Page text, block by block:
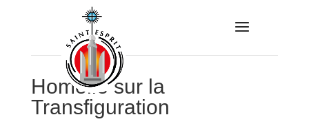
Homélie sur la
Transfiguration